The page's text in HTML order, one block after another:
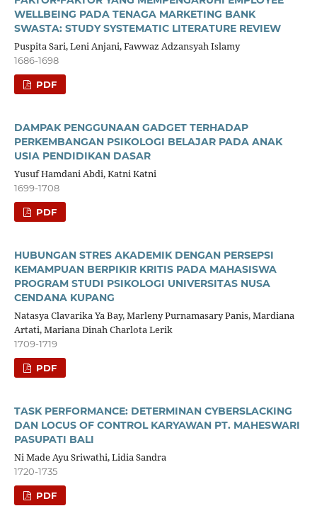
WELLBEING PADA TENAGA MARKETING BANK
SWASTA: STUDY SYSTEMATIC LITERATURE REVIEW
Puspita Sari, Leni Anjani, Fawwaz Adzansyah Islamy
1686-1698
PDF
DAMPAK PENGGUNAAN GADGET TERHADAP
PERKEMBANGAN PSIKOLOGI BELAJAR PADA ANAK
USIA PENDIDIKAN DASAR
Yusuf Hamdani Abdi, Katni Katni
1699-1708
PDF
HUBUNGAN STRES AKADEMIK DENGAN PERSEPSI
KEMAMPUAN BERPIKIR KRITIS PADA MAHASISWA
PROGRAM STUDI PSIKOLOGI UNIVERSITAS NUSA
CENDANA KUPANG
Natasya Clavarika Ya Bay, Marleny Purnamasary Panis, Mardiana
Artati, Mariana Dinah Charlota Lerik
1709-1719
PDF
TASK PERFORMANCE: DETERMINAN CYBERSLACKING
DAN LOCUS OF CONTROL KARYAWAN PT. MAHESWARI
PASUPATI BALI
Ni Made Ayu Sriwathi, Lidia Sandra
1720-1735
PDF